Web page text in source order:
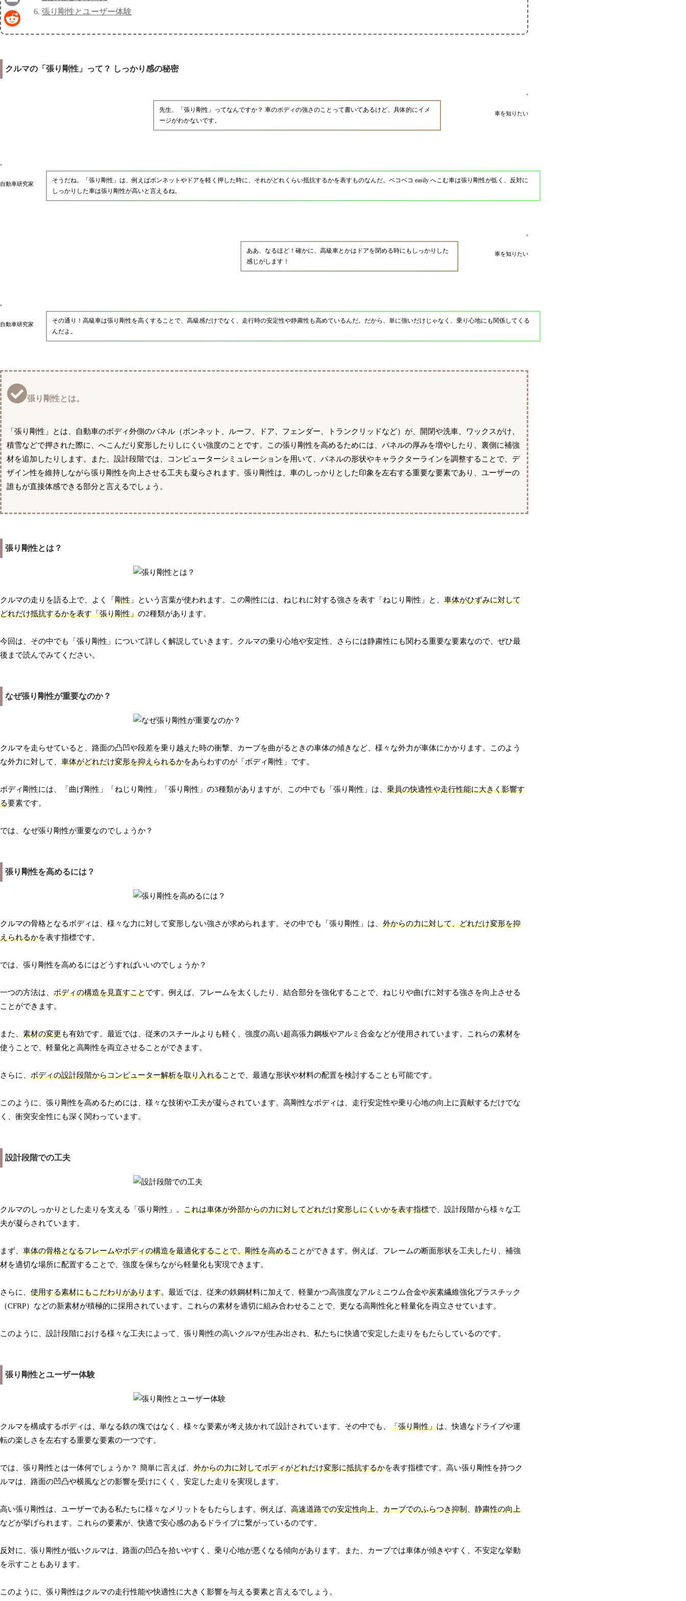
張り剛性とユーザー体験
クルマの「張り剛性」って？ しっかり感の秘密
車を知りたい
先生、「張り剛性」ってなんですか？ 車のボディの強さのことって書いてあるけど、具体的にイメ
ージがわかないです。
自動車研究家
そうだね。「張り剛性」は、例えばボンネットやドアを軽く押した時に、それがどれくらい抵抗するかを表すものなんだ。ペコペコ easily へこむ車は張り剛性が低く、反対に
しっかりした車は張り剛性が高いと言えるね。
車を知りたい
ああ、なるほど！確かに、高級車とかはドアを閉める時にもしっかりした
感じがします！
自動車研究家
その通り！高級車は張り剛性を高くすることで、高級感だけでなく、走行時の安定性や静粛性も高めているんだ。だから、単に強いだけじゃなく、乗り心地にも関係してくる
んだよ。
張り剛性とは。
「張り剛性」とは、自動車のボディ外側のパネル（ボンネット、ルーフ、ドア、フェンダー、トランクリッドなど）が、開閉や洗車、ワックスがけ、
積雪などで押された際に、へこんだり変形したりしにくい強度のことです。この張り剛性を高めるためには、パネルの厚みを増やしたり、裏側に補強
材を追加したりします。また、設計段階では、コンピューターシミュレーションを用いて、パネルの形状やキャラクターラインを調整することで、デ
ザイン性を維持しながら張り剛性を向上させる工夫も凝らされます。張り剛性は、車のしっかりとした印象を左右する重要な要素であり、ユーザーの
誰もが直接体感できる部分と言えるでしょう。
張り剛性とは？
クルマの走りを語る上で、よく「 剛性 」という言葉が使われます。この剛性には、ねじれに対する強さを表す「ねじり剛性」と、 車体がひずみに対して
どれだけ抵抗するかを表す「張り剛性」の2種類があります。
今回は、その中でも「張り剛性」について詳しく解説していきます。クルマの乗り心地や安定性、さらには静粛性にも関わる重要な要素なので、ぜひ最
後まで読んでみてください。
なぜ張り剛性が重要なのか？
クルマを走らせていると、路面の凸凹や段差を乗り越えた時の衝撃、カーブを曲がるときの車体の傾きなど、様々な外力が車体にかかります。このよう
な外力に対して、 車体がどれだけ変形を抑えられるかをあらわすのが「ボディ剛性」です。
ボディ剛性には、「曲げ剛性」「ねじり剛性」「張り剛性」の3種類がありますが、この中でも「張り剛性」は、 乗員の快適性や走行性能に大きく影響す
る要素です。
では、なぜ張り剛性が重要なのでしょうか？
張り剛性を高めるには？
クルマの骨格となるボディは、様々な力に対して変形しない強さが求められます。その中でも「張り剛性」は、 外からの力に対して、どれだけ変形を抑
えられるかを表す指標です。
では、張り剛性を高めるにはどうすればいいのでしょうか？
一つの方法は、 ボディの構造を見直すことです。例えば、フレームを太くしたり、結合部分を強化することで、ねじりや曲げに対する強さを向上させる
ことができます。
また、 素材の変更も有効です。最近では、従来のスチールよりも軽く、強度の高い超高張力鋼板やアルミ合金などが使用されています。これらの素材を
使うことで、軽量化と高剛性を両立させることができます。
さらに、 ボディの設計段階からコンピューター解析を取り入れることで、最適な形状や材料の配置を検討することも可能です。
このように、張り剛性を高めるためには、様々な技術や工夫が凝らされています。高剛性なボディは、走行安定性や乗り心地の向上に貢献するだけでな
く、衝突安全性にも深く関わっています。
設計段階での工夫
クルマのしっかりとした走りを支える「張り剛性」。 これは車体が外部からの力に対してどれだけ変形しにくいかを表す指標で、設計段階から様々な工
夫が凝らされています。
まず、 車体の骨格となるフレームやボディの構造を最適化することで、剛性を高めることができます。例えば、フレームの断面形状を工夫したり、補強
材を適切な場所に配置することで、強度を保ちながら軽量化も実現できます。
さらに、 使用する素材にもこだわりがあります。最近では、従来の鉄鋼材料に加えて、軽量かつ高強度なアルミニウム合金や炭素繊維強化プラスチック
（CFRP）などの新素材が積極的に採用されています。これらの素材を適切に組み合わせることで、更なる高剛性化と軽量化を両立させています。
このように、設計段階における様々な工夫によって、張り剛性の高いクルマが生み出され、私たちに快適で安定した走りをもたらしているのです。
張り剛性とユーザー体験
クルマを構成するボディは、単なる鉄の塊ではなく、様々な要素が考え抜かれて設計されています。その中でも、 「張り剛性」は、快適なドライブや運
転の楽しさを左右する重要な要素の一つです。
では、張り剛性とは一体何でしょうか？ 簡単に言えば、 外からの力に対してボディがどれだけ変形に抵抗するかを表す指標です。高い張り剛性を持つク
ルマは、路面の凹凸や横風などの影響を受けにくく、安定した走りを実現します。
高い張り剛性は、ユーザーである私たちに様々なメリットをもたらします。例えば、 高速道路での安定性向上 カーブでのふらつき抑制
静粛性の向上
などが挙げられます。これらの要素が、快適で安心感のあるドライブに繋がっているのです。
反対に、張り剛性が低いクルマは、路面の凹凸を拾いやすく、乗り心地が悪くなる傾向があります。また、カーブでは車体が傾きやすく、不安定な挙動
を示すこともあります。
このように、張り剛性はクルマの走行性能や快適性に大きく影響を与える要素と言えるでしょう。
Email
Reddit